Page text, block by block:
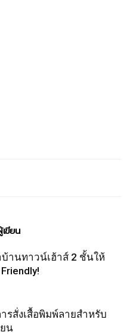
ขียน
บ้านทาวน์เฮ้าส์ 2 ชั้นให้
รสั่งเสื้อพิมพ์ลายสำหรับ
น